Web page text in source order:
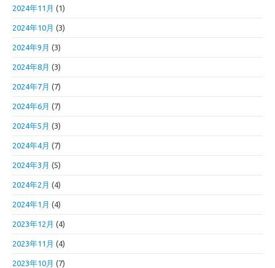
2024年11月 (1)
2024年10月 (3)
2024年9月 (3)
2024年8月 (3)
2024年7月 (7)
2024年6月 (7)
2024年5月 (3)
2024年4月 (7)
2024年3月 (5)
2024年2月 (4)
2024年1月 (4)
2023年12月 (4)
2023年11月 (4)
2023年10月 (7)